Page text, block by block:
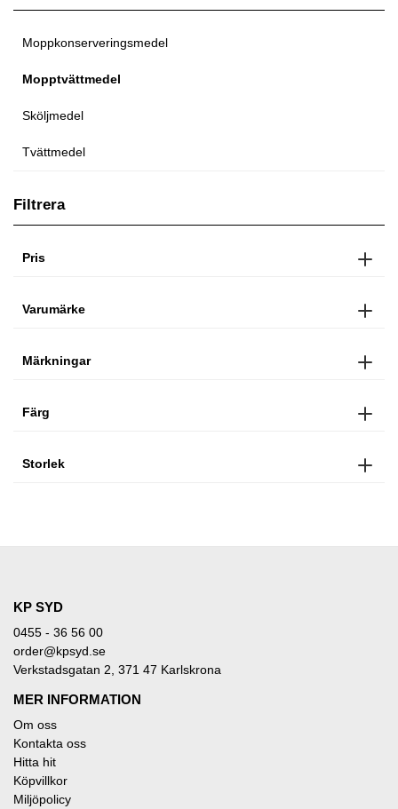
Moppkonserveringsmedel
Mopptvättmedel
Sköljmedel
Tvättmedel
Filtrera
Pris
Varumärke
Märkningar
Färg
Storlek
KP SYD
0455 - 36 56 00
order@kpsyd.se
Verkstadsgatan 2, 371 47 Karlskrona
MER INFORMATION
Om oss
Kontakta oss
Hitta hit
Köpvillkor
Miljöpolicy